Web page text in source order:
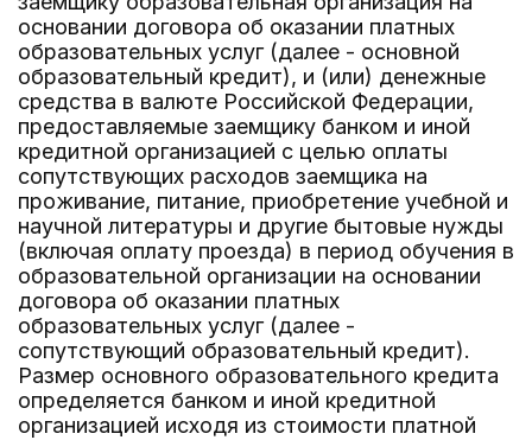
основании договора об оказании платных
образовательных услуг (далее - основной
образовательный кредит), и (или) денежные
средства в валюте Российской Федерации,
предоставляемые заемщику банком и иной
кредитной организацией с целью оплаты
сопутствующих расходов заемщика на
проживание, питание, приобретение учебной и
научной литературы и другие бытовые нужды
(включая оплату проезда) в период обучения в
образовательной организации на основании
договора об оказании платных
образовательных услуг (далее -
сопутствующий образовательный кредит).
Размер основного образовательного кредита
определяется банком и иной кредитной
организацией исходя из стоимости платной